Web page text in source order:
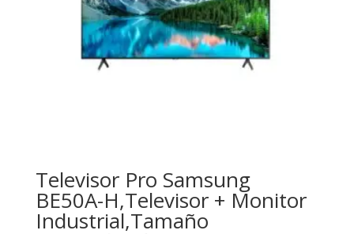
Televisor Pro Samsung
BE50A-H,Televisor + Monitor
Industrial,Tamaño